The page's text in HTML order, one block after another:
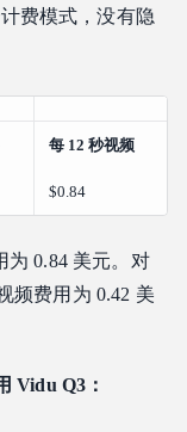
费模式，没有隐
每 12 秒视频
$0.84
为 0.84 美元。对
费用为 0.42 美
Vidu Q3：